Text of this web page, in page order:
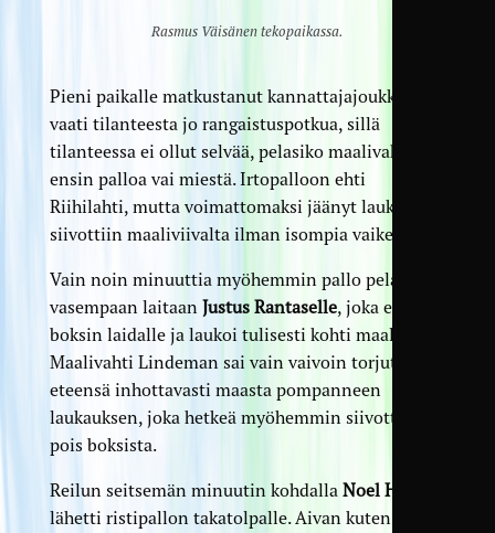
Rasmus Väisänen tekopaikassa.
Pieni paikalle matkustanut kannattaja­joukko
vaati tilanteesta jo rangaistus­potkua, sillä
tilanteessa ei ollut selvää, pelasiko maalivahti
ensin palloa vai miestä. Irtopalloon ehti
Riihilahti, mutta voimattomaksi jäänyt laukaus
siivottiin maaliviivalta ilman isompia vaikeuksia.
Vain noin minuuttia myöhemmin pallo pelattiin
vasempaan laitaan Justus Rantaselle, joka eteni
boksin laidalle ja laukoi tulisesti kohti maalia.
Maalivahti Lindeman sai vain vaivoin torjuttua
eteensä inhottavasti maasta pompanneen
laukauksen, joka hetkeä myöhemmin siivottiin
pois boksista.
Reilun seitsemän minuutin kohdalla Noel Hasa
lähetti ristipallon takatolpalle. Aivan kuten